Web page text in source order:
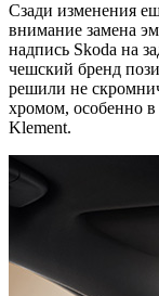
Сзади изменения
внимание замена
надпись Skoda на
чешский бренд
решили не
хромом, особенно
Klement.